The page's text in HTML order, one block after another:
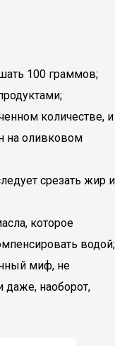
100 граммов;
количестве, и
на оливковом
срезать жир и
которое
водой;
миф, не
наоборот,